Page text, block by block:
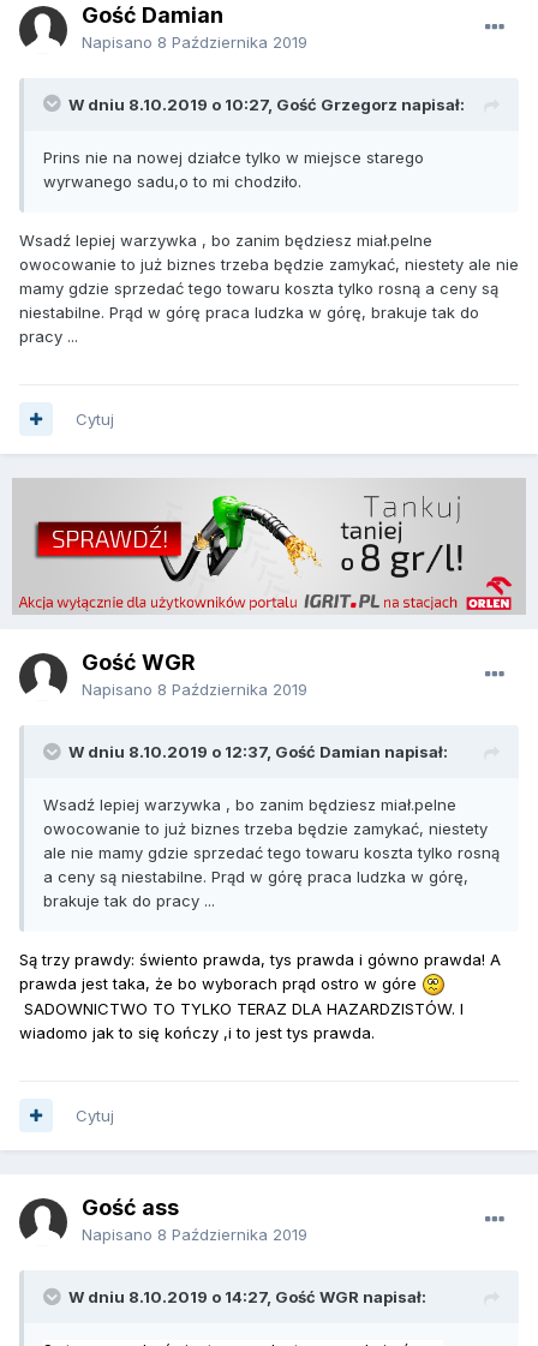
Gość Damian
Napisano 8 Października 2019
W dniu 8.10.2019 o 10:27, Gość Grzegorz napisał:
Prins nie na nowej działce tylko w miejsce starego
wyrwanego sadu,o to mi chodziło.
Wsadź lepiej warzywka , bo zanim będziesz miał.pelne
owocowanie to już biznes trzeba będzie zamykać, niestety ale nie
mamy gdzie sprzedać tego towaru koszta tylko rosną a ceny są
niestabilne. Prąd w górę praca ludzka w górę, brakuje tak do
pracy ...
Cytuj
Gość WGR
Napisano 8 Października 2019
W dniu 8.10.2019 o 12:37, Gość Damian napisał:
Wsadź lepiej warzywka , bo zanim będziesz miał.pelne
owocowanie to już biznes trzeba będzie zamykać, niestety
ale nie mamy gdzie sprzedać tego towaru koszta tylko rosną
a ceny są niestabilne. Prąd w górę praca ludzka w górę,
brakuje tak do pracy ...
Są trzy prawdy: świento prawda, tys prawda i gówno prawda! A
prawda jest taka, że bo wyborach prąd ostro w góre
SADOWNICTWO TO TYLKO TERAZ DLA HAZARDZISTÓW. I
wiadomo jak to się kończy ,i to jest tys prawda.
Cytuj
Gość ass
Napisano 8 Października 2019
W dniu 8.10.2019 o 14:27, Gość WGR napisał: